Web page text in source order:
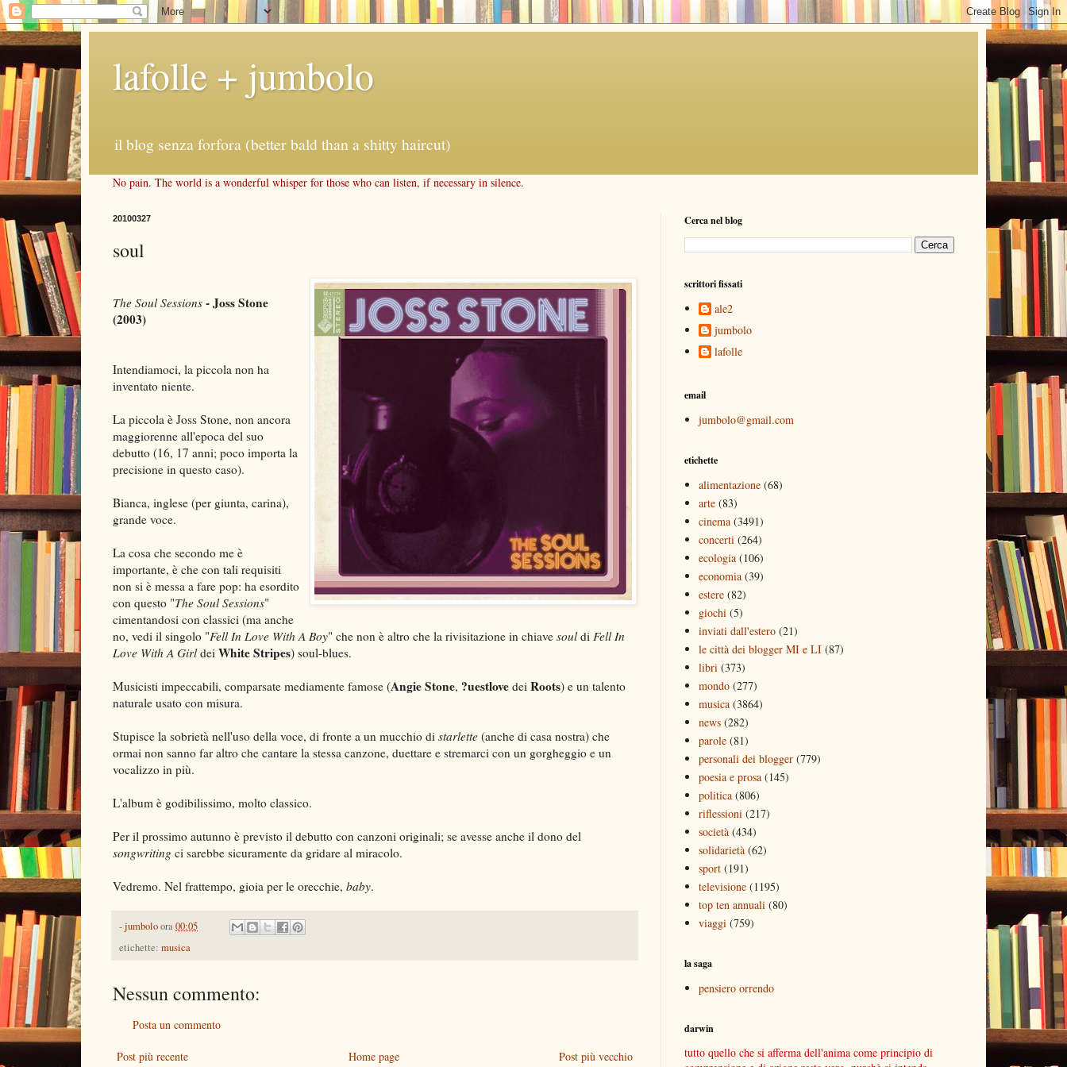
lafolle + jumbolo
il blog senza forfora (better bald than a shitty haircut)
No pain. The world is a wonderful whisper for those who can listen, if necessary in silence.
20100327
soul
The Soul Sessions - Joss Stone
(2003)
Intendiamoci, la piccola non ha
inventato niente.
La piccola è Joss Stone, non ancora
maggiorenne all'epoca del suo
debutto (16, 17 anni; poco importa la
precisione in questo caso).
Bianca, inglese (per giunta, carina),
grande voce.
La cosa che secondo me è
importante, è che con tali requisiti
non si è messa a fare pop: ha esordito
con questo "The Soul Sessions"
cimentandosi con classici (ma anche
no, vedi il singolo "Fell In Love With A Boy" che non è altro che la rivisitazione in chiave souldi Fell In
Love With A Girldei White Stripes) soul-blues.
Musicisti impeccabili, comparsate mediamente famose (Angie Stone, ?uestlove dei Roots) e un talento
naturale usato con misura.
Stupisce la sobrietà nell'uso della voce, di fronte a un mucchio di starlette (anche di casa nostra) che
ormai non sanno far altro che cantare la stessa canzone, duettare e stremarci con un gorgheggio e un
vocalizzo in più.
L'album è godibilissimo, molto classico.
Per il prossimo autunno è previsto il debutto con canzoni originali; se avesse anche il dono del
songwriting ci sarebbe sicuramente da gridare al miracolo.
Vedremo. Nel frattempo, gioia per le orecchie, baby.
-jumboloora00:05
etichette: musica
Nessun commento:
Posta un commento
Post più recente Post più vecchio
Home page
Cerca nel blog
scrittori fissati
ale2
jumbolo
lafolle
email
jumbolo@gmail.com
etichette
alimentazione (68)
arte (83)
cinema (3491)
concerti (264)
ecologia (106)
economia (39)
estere (82)
giochi (5)
inviati dall'estero (21)
le città dei blogger MI e LI (87)
libri (373)
mondo (277)
musica (3864)
news (282)
parole (81)
personali dei blogger (779)
poesia e prosa (145)
politica (806)
riflessioni (217)
società (434)
solidarietà (62)
sport (191)
televisione (1195)
top ten annuali (80)
viaggi (759)
la saga
pensiero orrendo
darwin
tutto quello che si afferma dell'anima come principio di